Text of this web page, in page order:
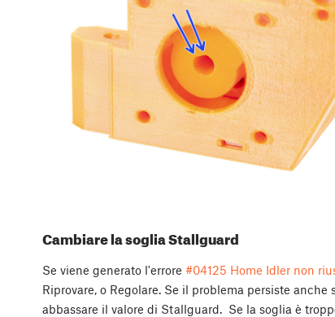
Cambiare la soglia Stallguard
Se viene generato l'errore #04125 Home Idler non
Riprovare, o Regolare. Se il problema persiste
abbassare il valore di Stallguard. Se la soglia è